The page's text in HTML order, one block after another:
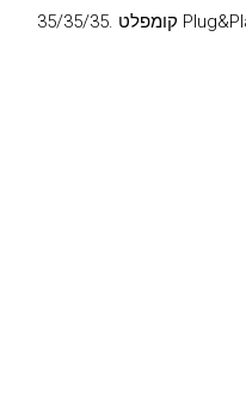
אקווריום מים מלוחים Plug&Play קומפלט .35/35/35